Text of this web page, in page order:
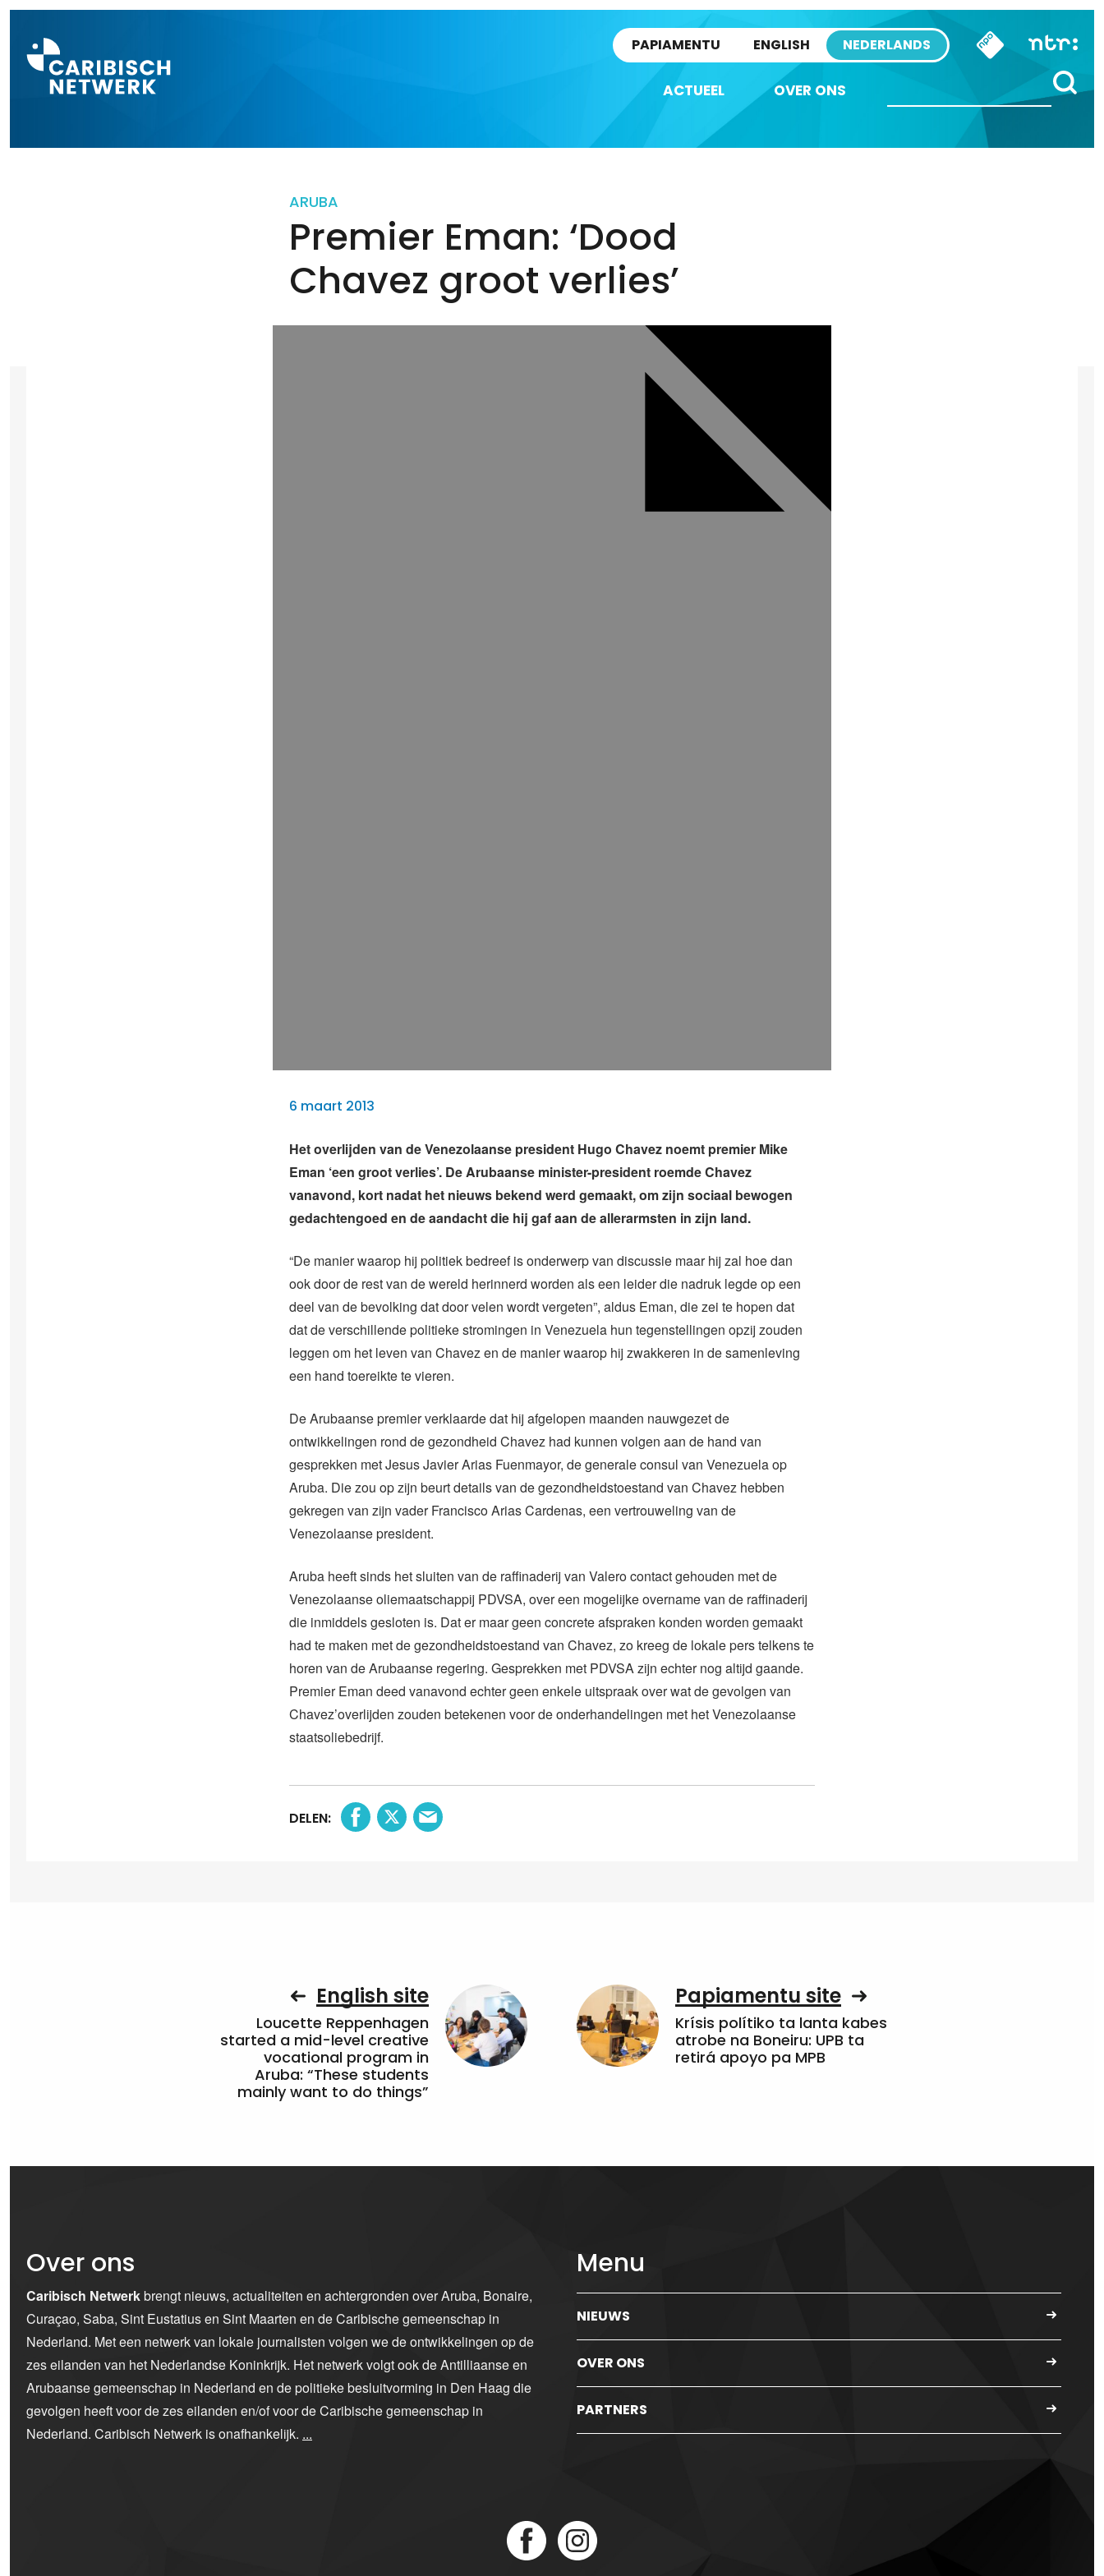
PAPIAMENTU ENGLISH NEDERLANDS
ACTUEEL OVER ONS
ARUBA
Premier Eman: ‘Dood
Chavez groot verlies’
6 maart 2013
Het overlijden van de Venezolaanse president Hugo Chavez noemt premier Mike
Eman ‘een groot verlies’. De Arubaanse minister-president roemde Chavez
vanavond, kort nadat het nieuws bekend werd gemaakt, om zijn sociaal bewogen
gedachtengoed en de aandacht die hij gaf aan de allerarmsten in zijn land.
“De manier waarop hij politiek bedreef is onderwerp van discussie maar hij zal hoe dan
ook door de rest van de wereld herinnerd worden als een leider die nadruk legde op een
deel van de bevolking dat door velen wordt vergeten”, aldus Eman, die zei te hopen dat
dat de verschillende politieke stromingen in Venezuela hun tegenstellingen opzij zouden
leggen om het leven van Chavez en de manier waarop hij zwakkeren in de samenleving
een hand toereikte te vieren.
De Arubaanse premier verklaarde dat hij afgelopen maanden nauwgezet de
ontwikkelingen rond de gezondheid Chavez had kunnen volgen aan de hand van
gesprekken met Jesus Javier Arias Fuenmayor, de generale consul van Venezuela op
Aruba. Die zou op zijn beurt details van de gezondheidstoestand van Chavez hebben
gekregen van zijn vader Francisco Arias Cardenas, een vertrouweling van de
Venezolaanse president.
Aruba heeft sinds het sluiten van de raffinaderij van Valero contact gehouden met de
Venezolaanse oliemaatschappij PDVSA, over een mogelijke overname van de raffinaderij
die inmiddels gesloten is. Dat er maar geen concrete afspraken konden worden gemaakt
had te maken met de gezondheidstoestand van Chavez, zo kreeg de lokale pers telkens te
horen van de Arubaanse regering. Gesprekken met PDVSA zijn echter nog altijd gaande.
Premier Eman deed vanavond echter geen enkele uitspraak over wat de gevolgen van
Chavez’overlijden zouden betekenen voor de onderhandelingen met het Venezolaanse
staatsoliebedrijf.
DELEN:
English site
Loucette Reppenhagen
started a mid-level creative
vocational program in
Aruba: “These students
mainly want to do things”
Papiamentu site
Krísis polítiko ta lanta kabes
atrobe na Boneiru: UPB ta
retirá apoyo pa MPB
Over ons
Caribisch Netwerkbrengt nieuws, actualiteiten en achtergronden over Aruba, Bonaire,
Curaçao, Saba, Sint Eustatius en Sint Maarten en de Caribische gemeenschap in
Nederland. Met een netwerk van lokale journalisten volgen we de ontwikkelingen op de
zes eilanden van het Nederlandse Koninkrijk. Het netwerk volgt ook de Antilliaanse en
Arubaanse gemeenschap in Nederland en de politieke besluitvorming in Den Haag die
gevolgen heeft voor de zes eilanden en/of voor de Caribische gemeenschap in
Nederland. Caribisch Netwerk is onafhankelijk. ...
Menu
NIEUWS
OVER ONS
PARTNERS